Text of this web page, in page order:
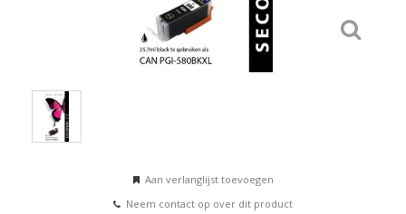
Aan verlanglijst toevoegen
Neem contact op over dit product